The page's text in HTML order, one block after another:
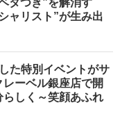
ャリスト”が生み出
た特別イベントがサ
ーベル銀座店で開
しく～笑顔あふれ